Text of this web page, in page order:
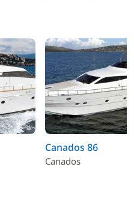
Canados 86
Canados